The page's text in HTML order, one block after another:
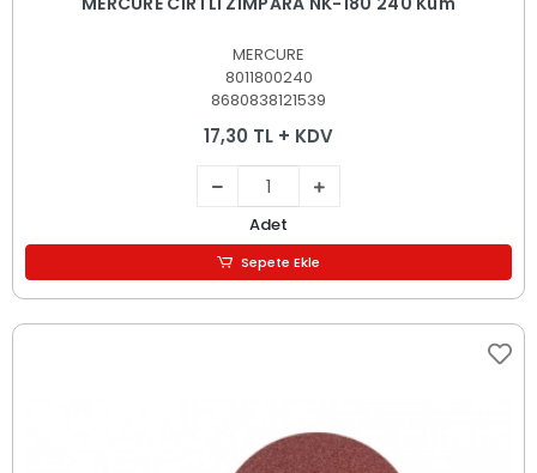
MERCURE
8011800240
8680838121539
17,30 TL + KDV
Adet
Sepete Ekle